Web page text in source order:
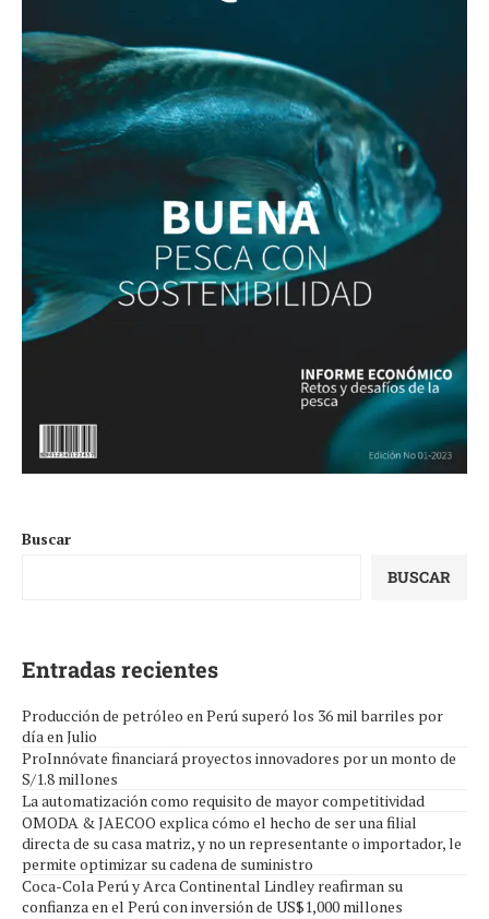
Buscar
BUSCAR
Entradas recientes
Producción de petróleo en Perú superó los 36 mil barriles por
día en Julio
ProInnóvate financiará proyectos innovadores por un monto de
S/1.8 millones
La automatización como requisito de mayor competitividad
OMODA & JAECOO explica cómo el hecho de ser una filial
directa de su casa matriz, y no un representante o importador, le
permite optimizar su cadena de suministro
Coca-Cola Perú y Arca Continental Lindley reafirman su
confianza en el Perú con inversión de US$1,000 millones